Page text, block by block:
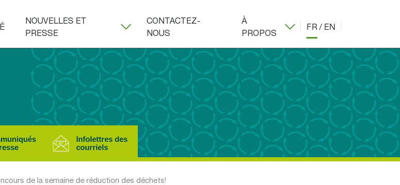
NOUVELLES ET
PRESSE
CONTACTEZ-
NOUS
À
PROPOS
FR / EN
Infolettres des
courriels
de la semaine de réduction des déchets!